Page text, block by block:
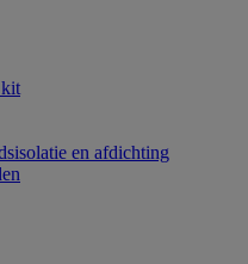
en afdichting